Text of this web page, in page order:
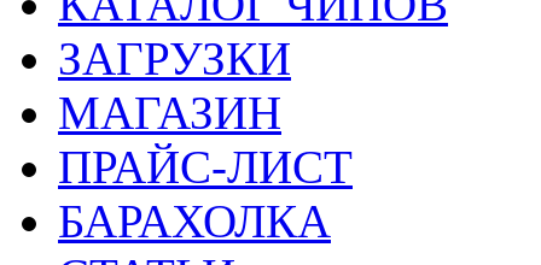
ЗАГРУЗКИ
МАГАЗИН
ПРАЙС-ЛИСТ
БАРАХОЛКА